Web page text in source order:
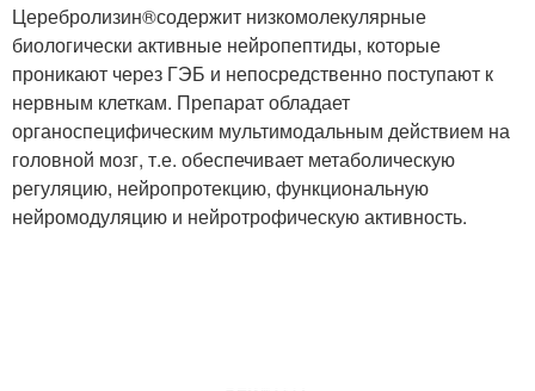
Церебролизин®содержит низкомолекулярные
биологически активные нейропептиды, которые
проникают через ГЭБ и непосредственно поступают к
нервным клеткам. Препарат обладает
органоспецифическим мультимодальным действием на
головной мозг, т.е. обеспечивает метаболическую
регуляцию, нейропротекцию, функциональную
нейромодуляцию и нейротрофическую активность.